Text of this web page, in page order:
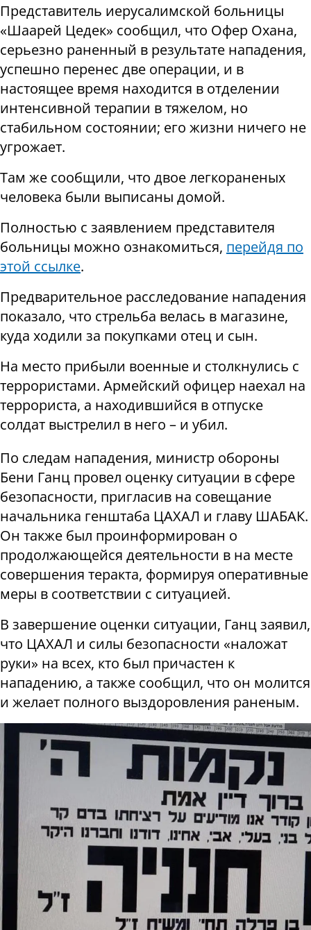
Представитель иерусалимской больницы
«Шаарей Цедек» сообщил, что Офер Охана,
серьезно раненный в результате нападения,
успешно перенес две операции, и в
настоящее время находится в отделении
интенсивной терапии в тяжелом, но
стабильном состоянии; его жизни ничего не
угрожает.
Там же сообщили, что двое легкораненых
человека были выписаны домой.
Полностью с заявлением представителя
больницы можно ознакомиться, перейдя по
этой ссылке.
Предварительное расследование нападения
показало, что стрельба велась в магазине,
куда ходили за покупками отец и сын.
На место прибыли военные и столкнулись с
террористами. Армейский офицер наехал на
террориста, а находившийся в отпуске
солдат выстрелил в него – и убил.
По следам нападения, министр обороны
Бени Ганц провел оценку ситуации в сфере
безопасности, пригласив на совещание
начальника генштаба ЦАХАЛ и главу ШАБАК.
Он также был проинформирован о
продолжающейся деятельности в на месте
совершения теракта, формируя оперативные
меры в соответствии с ситуацией.
В завершение оценки ситуации, Ганц заявил,
что ЦАХАЛ и силы безопасности «наложат
руки» на всех, кто был причастен к
нападению, а также сообщил, что он молится
и желает полного выздоровления раненым.